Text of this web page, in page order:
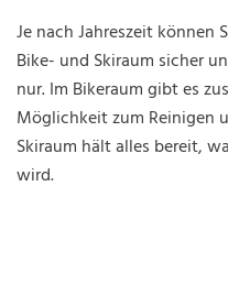
Je nach Jahreszeit können
Bike- und Skiraum sicher
nur. Im Bikeraum gibt es
Möglichkeit zum Reinigen
Skiraum hält alles bereit,
wird.